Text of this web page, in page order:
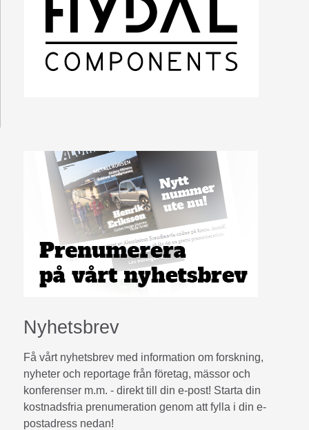
Nyhetsbrev
Få vårt nyhetsbrev med information om forskning,
nyheter och reportage från företag, mässor och
konferenser m.m. - direkt till din e-post! Starta din
kostnadsfria prenumeration genom att fylla i din e-
postadress nedan!